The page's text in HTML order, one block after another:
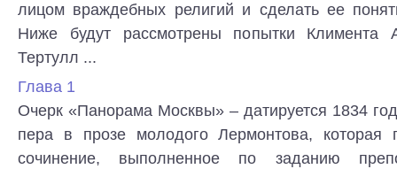
лицом враждебных религий и сделать ее
Ниже будут рассмотрены попытки Климента
Тертулл ...
Глава 1
Очерк «Панорама Москвы» – датируется 1834
пера в прозе молодого Лермонтова, которая
сочинение, выполненное по заданию